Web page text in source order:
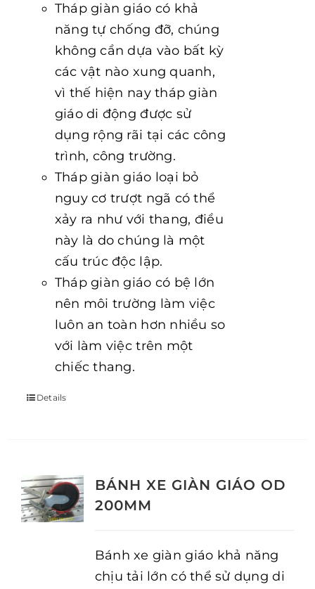
Tháp giàn giáo có khả
năng tự chống đỡ, chúng
không cần dựa vào bất kỳ
các vật nào xung quanh,
vì thế hiện nay tháp giàn
giáo di động được sử
dụng rộng rãi tại các công
trình, công trường.
Tháp giàn giáo loại bỏ
nguy cơ trượt ngã có thể
xảy ra như với thang, điều
này là do chúng là một
cấu trúc độc lập.
Tháp giàn giáo có bệ lớn
nên môi trường làm việc
luôn an toàn hơn nhiều so
với làm việc trên một
chiếc thang.
Details
BÁNH XE GIÀN GIÁO OD
200MM
Bánh xe giàn giáo khả năng
chịu tải lớn có thể sử dụng di